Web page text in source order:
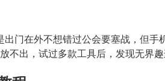
门在外不想错过公会要塞战，但
不出，试过多款工具后，发现无界